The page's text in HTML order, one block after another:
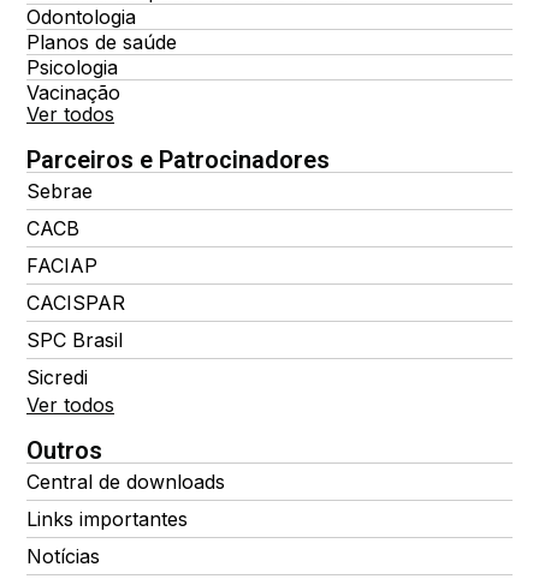
Odontologia
Planos de saúde
Psicologia
Vacinação
Ver todos
Parceiros e Patrocinadores
Sebrae
CACB
FACIAP
CACISPAR
SPC Brasil
Sicredi
Ver todos
Outros
Central de downloads
Links importantes
Notícias